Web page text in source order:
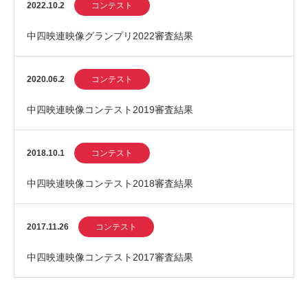
2022.10.2 コンテスト
中四映連映像グランプリ2022審査結果
2020.06.2 コンテスト
中四映連映像コンテスト2019審査結果
2018.10.1 コンテスト
中四映連映像コンテスト2018審査結果
2017.11.26 コンテスト
中四映連映像コンテスト2017審査結果